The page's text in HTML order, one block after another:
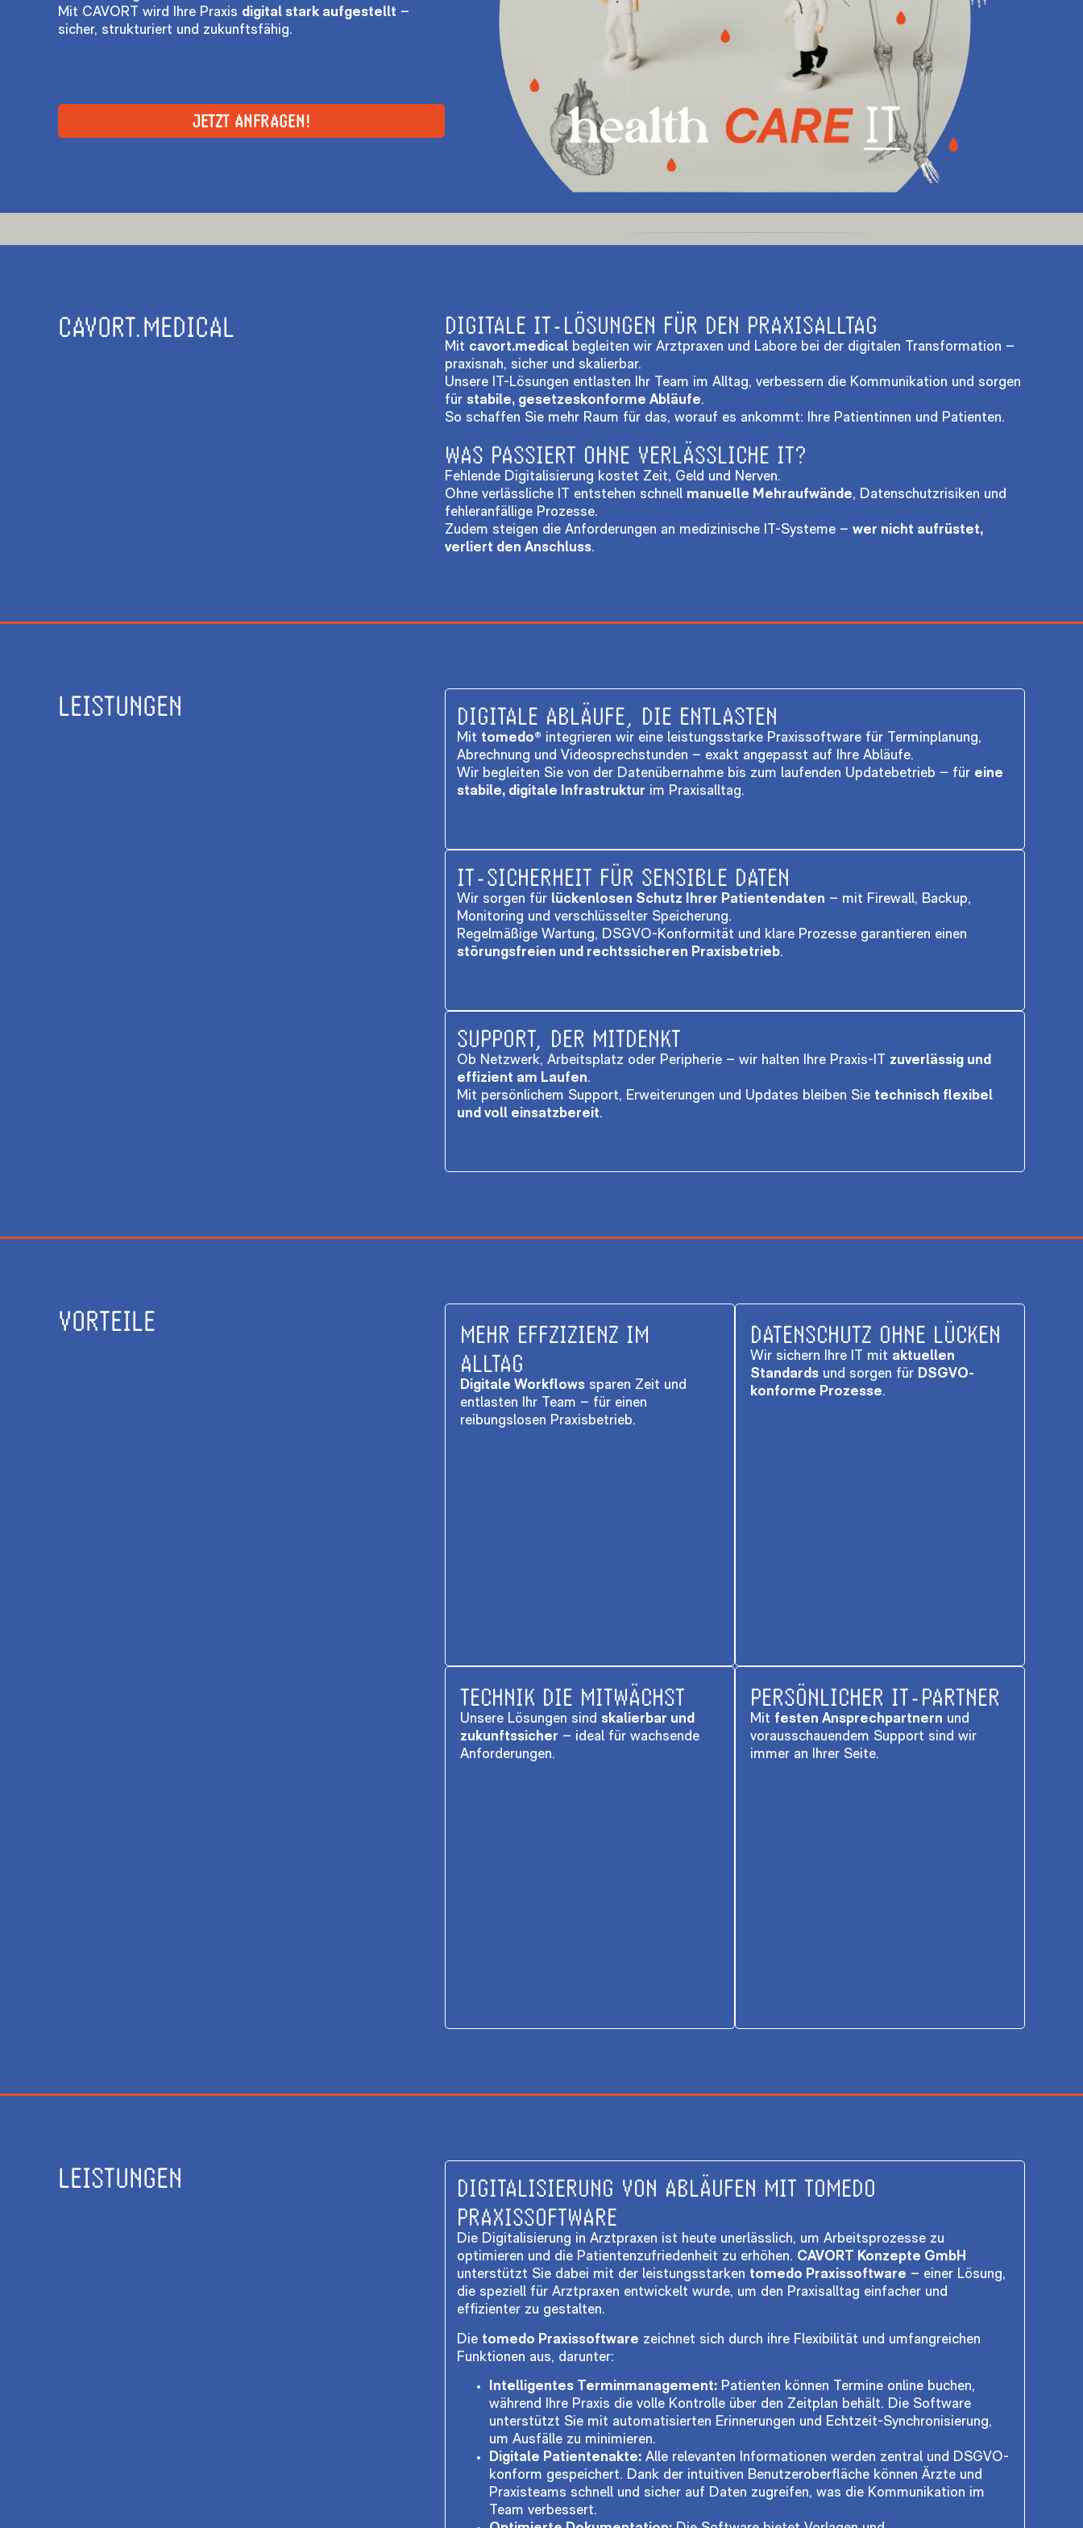
Mit CAVORT wird Ihre Praxis digital stark aufgestellt –
sicher, strukturiert und zukunftsfähig.
JETZT ANFRAGEN!
CAVORT.MEDICAL DIGITALE IT-LÖSUNGEN FÜR DEN PRAXISALLTAG
Mit cavort.medical begleiten wir Arztpraxen und Labore bei der digitalen Transformation –
praxisnah, sicher und skalierbar.
Unsere IT-Lösungen entlasten Ihr Team im Alltag, verbessern die Kommunikation und sorgen
für stabile, gesetzeskonforme Abläufe.
So schaffen Sie mehr Raum für das, worauf es ankommt: Ihre Patientinnen und Patienten.
WAS PASSIERT OHNE VERLÄSSLICHE IT?
Fehlende Digitalisierung kostet Zeit, Geld und Nerven.
Ohne verlässliche IT entstehen schnell manuelle Mehraufwände, Datenschutzrisiken und
fehleranfällige Prozesse.
Zudem steigen die Anforderungen an medizinische IT-Systeme – wer nicht aufrüstet,
verliert den Anschluss.
LEISTUNGEN DIGITALE ABLÄUFE, DIE ENTLASTEN
Mit tomedo® integrieren wir eine leistungsstarke Praxissoftware für Terminplanung,
Abrechnung und Videosprechstunden – exakt angepasst auf Ihre Abläufe.
Wir begleiten Sie von der Datenübernahme bis zum laufenden Updatebetrieb – für eine
stabile, digitale Infrastruktur im Praxisalltag.
IT-SICHERHEIT FÜR SENSIBLE DATEN
Wir sorgen für lückenlosen Schutz Ihrer Patientendaten – mit Firewall, Backup,
Monitoring und verschlüsselter Speicherung.
Regelmäßige Wartung, DSGVO-Konformität und klare Prozesse garantieren einen
störungsfreien und rechtssicheren Praxisbetrieb.
SUPPORT, DER MITDENKT
Ob Netzwerk, Arbeitsplatz oder Peripherie – wir halten Ihre Praxis-IT zuverlässig und
effizient am Laufen.
Mit persönlichem Support, Erweiterungen und Updates bleiben Sie technisch flexibel
und voll einsatzbereit.
VORTEILE
MEHR EFFZIZIENZ IM
ALLTAG
Digitale Workflows sparen Zeit und
entlasten Ihr Team – für einen
reibungslosen Praxisbetrieb.
DATENSCHUTZ OHNE LÜCKEN
Wir sichern Ihre IT mit aktuellen
Standards und sorgen für DSGVO-
konforme Prozesse.
TECHNIK DIE MITWÄCHST
Unsere Lösungen sind skalierbar und
zukunftssicher – ideal für wachsende
Anforderungen.
PERSÖNLICHER IT-PARTNER
Mit festen Ansprechpartnern und
vorausschauendem Support sind wir
immer an Ihrer Seite.
LEISTUNGEN
DIGITALISIERUNG VON ABLÄUFEN MIT TOMEDO
PRAXISSOFTWARE
Die Digitalisierung in Arztpraxen ist heute unerlässlich, um Arbeitsprozesse zu
optimieren und die Patientenzufriedenheit zu erhöhen. CAVORT Konzepte GmbH
unterstützt Sie dabei mit der leistungsstarken tomedo Praxissoftware – einer Lösung,
die speziell für Arztpraxen entwickelt wurde, um den Praxisalltag einfacher und
effizienter zu gestalten.
Die tomedo Praxissoftware zeichnet sich durch ihre Flexibilität und umfangreichen
Funktionen aus, darunter:
Intelligentes Terminmanagement: Patienten können Termine online buchen,
während Ihre Praxis die volle Kontrolle über den Zeitplan behält. Die Software
unterstützt Sie mit automatisierten Erinnerungen und Echtzeit-Synchronisierung,
um Ausfälle zu minimieren.
Digitale Patientenakte: Alle relevanten Informationen werden zentral und DSGVO-
konform gespeichert. Dank der intuitiven Benutzeroberfläche können Ärzte und
Praxisteams schnell und sicher auf Daten zugreifen, was die Kommunikation im
Team verbessert.